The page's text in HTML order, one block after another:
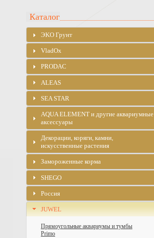
Каталог
ЭKO Грунт
VladOx
PRODAC
ALEAS
SEA STAR
AQUA ELEMENT и другие аквариумные
аксессуары
Декорации, коряги, камни,
искусственные растения
Замороженные корма
SHEGO
Россия
JUWEL
Прямоугольные аквариумы и тумбы
Primo